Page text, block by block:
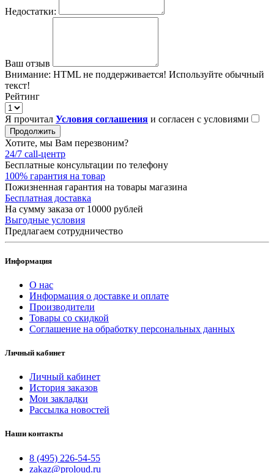
Недостатки:
Ваш отзыв
Внимание: HTML не поддерживается! Используйте обычный
текст!
Рейтинг
Я прочитал Условия соглашения и согласен с условиями
Продолжить
Хотите, мы Вам перезвоним?
24/7 call-центр
Бесплатные консультации по телефону
100% гарантия на товар
Пожизненная гарантия на товары магазина
Бесплатная доставка
На сумму заказа от 10000 рублей
Выгодные условия
Предлагаем сотрудничество
Информация
О нас
Информация о доставке и оплате
Производители
Товары со скидкой
Соглашение на обработку персональных данных
Личный кабинет
Личный кабинет
История заказов
Мои закладки
Рассылка новостей
Наши контакты
8 (495) 226-54-55
zakaz@proloud.ru